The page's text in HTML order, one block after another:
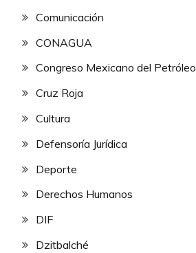
Comunicación
CONAGUA
Congreso Mexicano del Petróleo
Cruz Roja
Cultura
Defensoría Jurídica
Deporte
Derechos Humanos
DIF
Dzitbalché